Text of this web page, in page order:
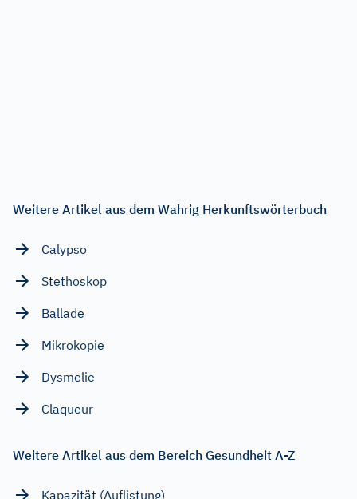
Weitere Artikel aus dem Wahrig Herkunftswörterbuch
Calypso
Stethoskop
Ballade
Mikrokopie
Dysmelie
Claqueur
Weitere Artikel aus dem Bereich Gesundheit A-Z
Kapazität (Auflistung)